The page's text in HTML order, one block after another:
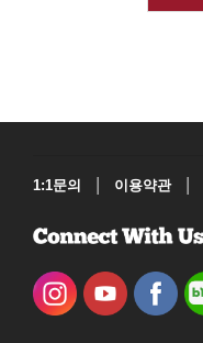
1:1문의 | 이용약관 |